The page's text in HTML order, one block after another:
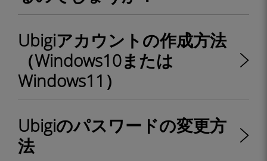
Ubigiアカウントの作成方法
（Windows10または
Windows11）
Ubigiのパスワードの変更方
法